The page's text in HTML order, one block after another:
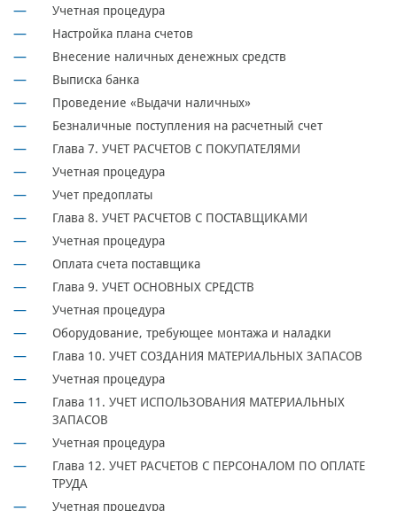
Учетная процедура
Настройка плана счетов
Внесение наличных денежных средств
Выписка банка
Проведение «Выдачи наличных»
Безналичные поступления на расчетный счет
Глава 7. УЧЕТ РАСЧЕТОВ С ПОКУПАТЕЛЯМИ
Учетная процедура
Учет предоплаты
Глава 8. УЧЕТ РАСЧЕТОВ С ПОСТАВЩИКАМИ
Учетная процедура
Оплата счета поставщика
Глава 9. УЧЕТ ОСНОВНЫХ СРЕДСТВ
Учетная процедура
Оборудование, требующее монтажа и наладки
Глава 10. УЧЕТ СОЗДАНИЯ МАТЕРИАЛЬНЫХ ЗАПАСОВ
Учетная процедура
Глава 11. УЧЕТ ИСПОЛЬЗОВАНИЯ МАТЕРИАЛЬНЫХ
ЗАПАСОВ
Учетная процедура
Глава 12. УЧЕТ РАСЧЕТОВ С ПЕРСОНАЛОМ ПО ОПЛАТЕ
ТРУДА
Учетная процедура